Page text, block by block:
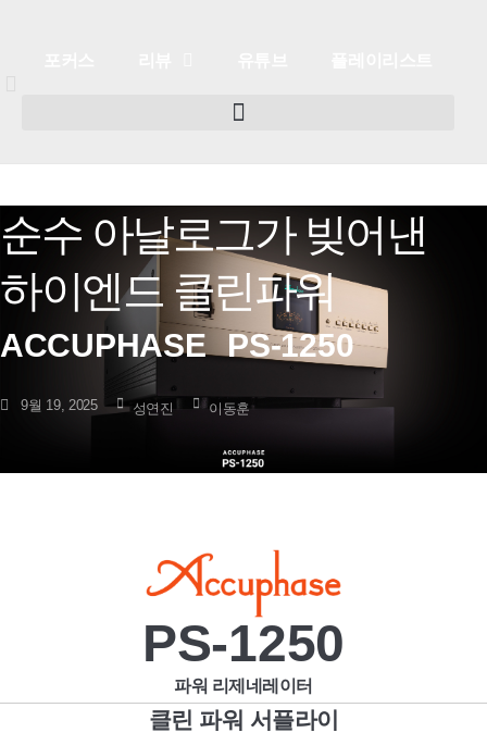
순수 아날로그가 빚어낸
하이엔드 클린파워
ACCUPHASE PS-1250
9월 19, 2025 성연진 이동훈
PS-1250
파워 리제네레이터
클린 파워 서플라이